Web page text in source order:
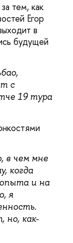
тем, как
Егор
в
будущей
с
19 тура
в чем мне
когда
и на
я
но, как-